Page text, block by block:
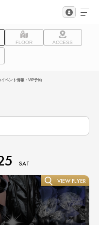
FLOOR ACCESS
ベント情報・VIP予約
SAT
VIEW FLYER